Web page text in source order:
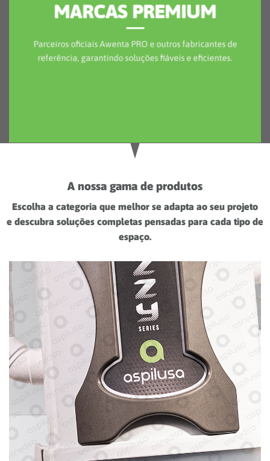
ASPIRAÇÃO CENTRAL
95 PRODUTOS
Silêncio, potência e higiene profunda. Elimine o pó em
profundidade, reduzindo alergénios e ruído dentro de
casa.